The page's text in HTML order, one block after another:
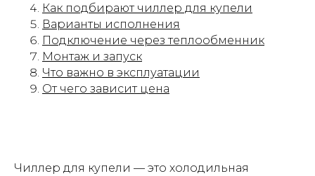
Как подбирают чиллер для купели
Варианты исполнения
Подключение через теплообменник
Монтаж и запуск
Что важно в эксплуатации
От чего зависит цена
Чиллер для купели — это холодильная